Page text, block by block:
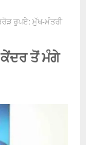
ਰੁਪਏ: ਮੁੱਖ-ਮੰਤਰੀ
ਤੋਂ ਮੰਗੇ